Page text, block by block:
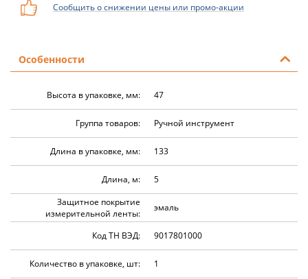
Сообщить о снижении цены или промо-акции
Особенности
Высота в упаковке, мм: 47
Группа товаров: Ручной инструмент
Длина в упаковке, мм: 133
Длина, м:
5
Защитное покрытие
измерительной ленты:
эмаль
Код ТН ВЭД: 9017801000
Количество в упаковке, шт:
1